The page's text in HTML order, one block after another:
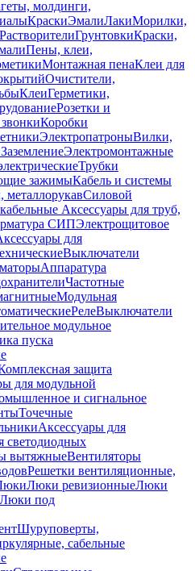
молдинги,
КраскиЭмалиЛакиМорилки,
РастворителиГрунтовкиКраски,
Пены, клеи,
Монтажная пенаКлеи для
Очистители,
КлеиГерметики,
Розетки и
Коробки
ЭлектропатроныВилки,
ЗаземлениеЭлектромонтажные
Трубки
зажимыКабель и системы
металлорукавСиловой
Аксессуары для труб,
СИПЭлектрощитовое
для
Выключатели
Аппаратура
Частотные
Модульная
РелеВыключатели
модульное
пуска
защита
для модульной
и сигнальное
Точечные
Аксессуары для
светодиодных
вытяжныеВентиляторы
Решетки вентиляционные,
Люки ревизионныеЛюки
Люки под
Шуруповерты,
сабельные